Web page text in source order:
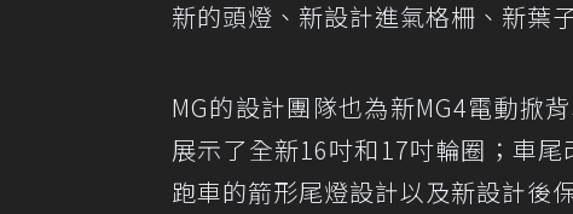
新的頭燈、新設計進氣格柵、新葉
MG的設計團隊也為新MG4電動掀
展示了全新16吋和17吋輪圈；車
跑車的箭形尾燈設計以及新設計後